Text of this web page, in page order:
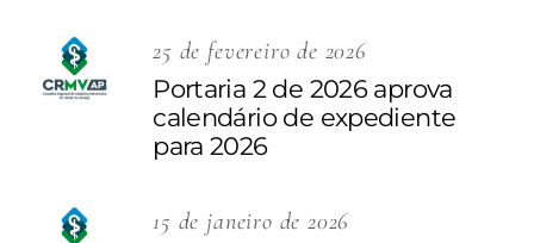
25 de fevereiro de 2026
Portaria 2 de 2026 aprova
calendário de expediente
para 2026
15 de janeiro de 2026